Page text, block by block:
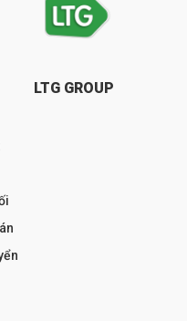
LTG GROUP